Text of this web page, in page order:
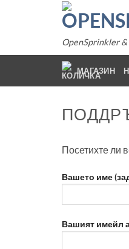
съдържаниетоOpenSprinkler &
МАГАЗИН
Посетихте ли
Вашето име
Вашият имейл